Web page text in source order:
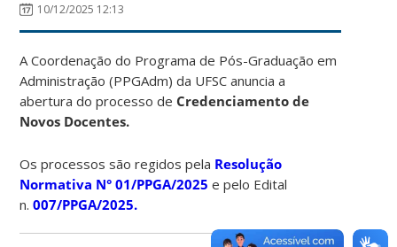
10/12/2025 12:13
A Coordenação do Programa de Pós-Graduação em
Administração (PPGAdm) da UFSC anuncia a
abertura do processo de Credenciamento de
Novos Docentes.
Os processos são regidos pela Resolução
Normativa N° 01/PPGA/2025 e pelo Edital
n.007/PPGA/2025.